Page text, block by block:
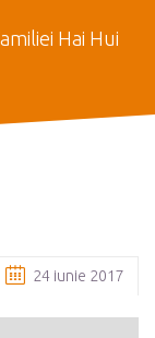
Hai Hui
24 iunie 2017